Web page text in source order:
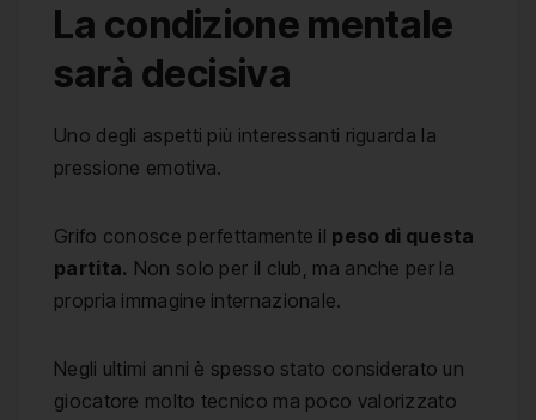
La condizione mentale
sarà decisiva
Uno degli aspetti più interessanti riguarda la
pressione emotiva.
Grifo conosce perfettamente il peso di questa
partita. Non solo per il club, ma anche per la
propria immagine internazionale.
Negli ultimi anni è spesso stato considerato un
giocatore molto tecnico ma poco valorizzato